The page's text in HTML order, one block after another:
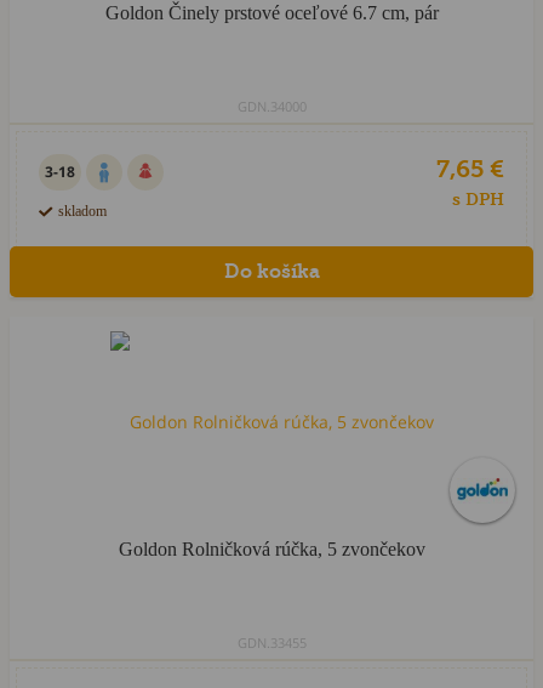
Goldon Činely prstové oceľové 6.7 cm, pár
GDN.34000
3-18
skladom
7,65 €
s DPH
Goldon Rolničková rúčka, 5 zvončekov
GDN.33455